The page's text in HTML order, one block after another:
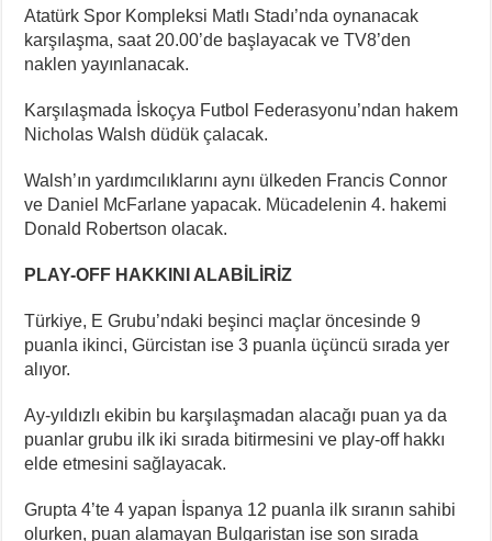
Atatürk Spor Kompleksi Matlı Stadı’nda oynanacak
karşılaşma, saat 20.00’de başlayacak ve TV8’den
naklen yayınlanacak.
Karşılaşmada İskoçya Futbol Federasyonu’ndan hakem
Nicholas Walsh düdük çalacak.
Walsh’ın yardımcılıklarını aynı ülkeden Francis Connor
ve Daniel McFarlane yapacak. Mücadelenin 4. hakemi
Donald Robertson olacak.
PLAY-OFF HAKKINI ALABİLİRİZ
Türkiye, E Grubu’ndaki beşinci maçlar öncesinde 9
puanla ikinci, Gürcistan ise 3 puanla üçüncü sırada yer
alıyor.
Ay-yıldızlı ekibin bu karşılaşmadan alacağı puan ya da
puanlar grubu ilk iki sırada bitirmesini ve play-off hakkı
elde etmesini sağlayacak.
Grupta 4’te 4 yapan İspanya 12 puanla ilk sıranın sahibi
olurken, puan alamayan Bulgaristan ise son sırada